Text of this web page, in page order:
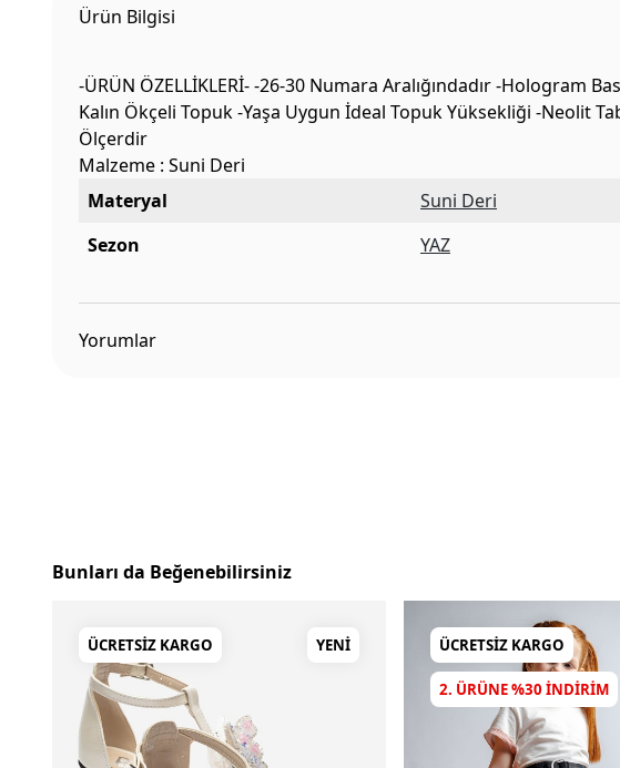
Ürün Bilgisi
-ÜRÜN ÖZELLİKLERİ- -26-30 Numara Aralığındadır -Hologram
Kalın Ökçeli Topuk -Yaşa Uygun İdeal Topuk Yüksekliği -Neolit
Ölçerdir
Malzeme : Suni Deri
Materyal
Suni Deri
Sezon
YAZ
Yorumlar
Bunları da Beğenebilirsiniz
ÜCRETSIZ KARGO YENI ÜCRETSIZ KARGO
2. ÜRÜNE %30 INDIRIM